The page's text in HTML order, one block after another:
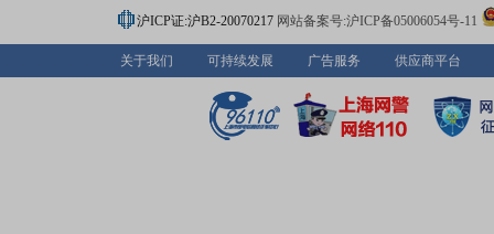
沪ICP证:沪B2-20070217 网站备案号:沪ICP备05006054号-11
关于我们 可持续发展 广告服务 供应商平台